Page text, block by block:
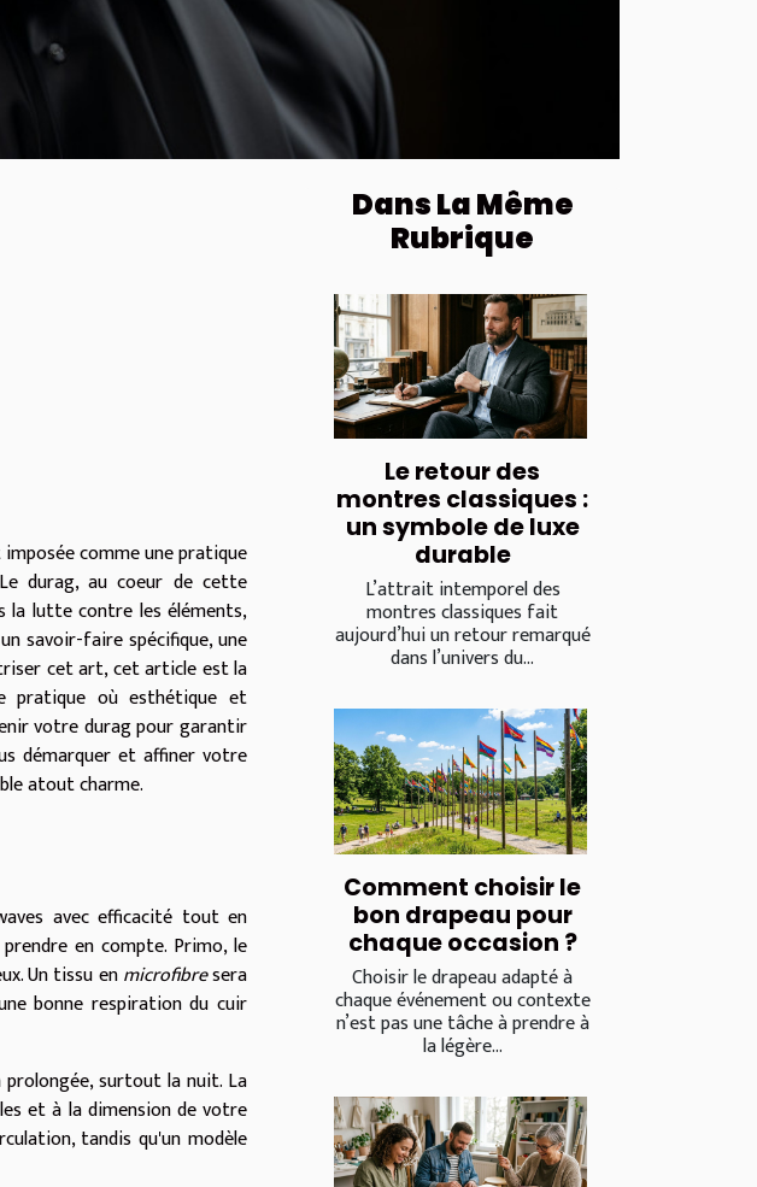
comme une pratique
durag, au coeur de cette
la lutte contre les éléments,
savoir-faire spécifique, une
cet art, cet article est la
pratique où esthétique et
votre durag pour garantir
démarquer et affiner votre
atout charme.
avec efficacité tout en
en compte. Primo, le
Un tissu enmicrofibresera
bonne respiration du cuir
surtout la nuit. La
et à la dimension de votre
tandis qu'un modèle
Dans La Même
Rubrique
Le retour des
montres classiques :
un symbole de luxe
durable
L’attrait intemporel des
montres classiques fait
aujourd’hui un retour remarqué
dans l’univers du...
Comment choisir le
bon drapeau pour
chaque occasion ?
Choisir le drapeau adapté à
chaque événement ou contexte
n’est pas une tâche à prendre à
la légère...